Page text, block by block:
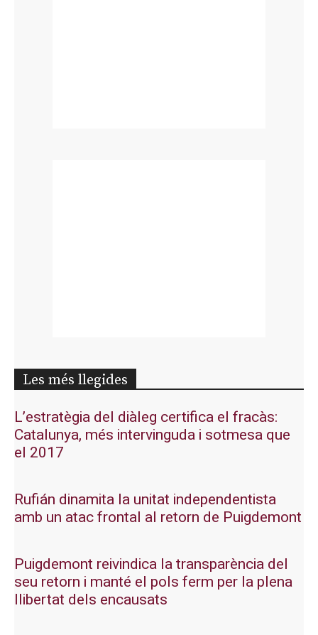
Les més llegides
L’estratègia del diàleg certifica el fracàs:
Catalunya, més intervinguda i sotmesa que
el 2017
Rufián dinamita la unitat independentista
amb un atac frontal al retorn de Puigdemont
Puigdemont reivindica la transparència del
seu retorn i manté el pols ferm per la plena
llibertat dels encausats